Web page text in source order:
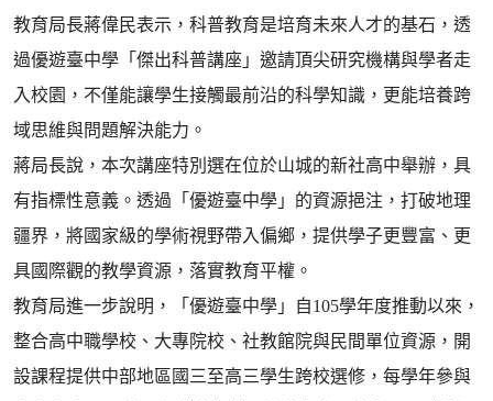
教育局長蔣偉民表示，科普教育是培育未來人才的基石，透
過優遊臺中學「傑出科普講座」邀請頂尖研究機構與學者走
入校園，不僅能讓學生接觸最前沿的科學知識，更能培養跨
域思維與問題解決能力。
蔣局長說，本次講座特別選在位於山城的新社高中舉辦，具
有指標性意義。透過「優遊臺中學」的資源挹注，打破地理
疆界，將國家級的學術視野帶入偏鄉，提供學子更豐富、更
具國際觀的教學資源，落實教育平權。
教育局進一步說明，「優遊臺中學」自105學年度推動以來，
整合高中職學校、大專院校、社教館院與民間單位資源，開
設課程提供中部地區國三至高三學生跨校選修，每學年參與